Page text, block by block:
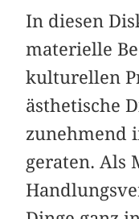
In diesen
materielle
kulturellen
ästhetische
zunehmend
geraten. Als